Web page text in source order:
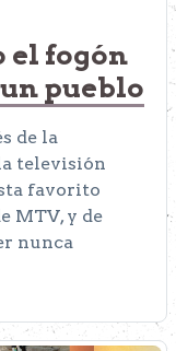
el fogón
pueblo
de la
televisión
favorito
MTV, y de
nunca